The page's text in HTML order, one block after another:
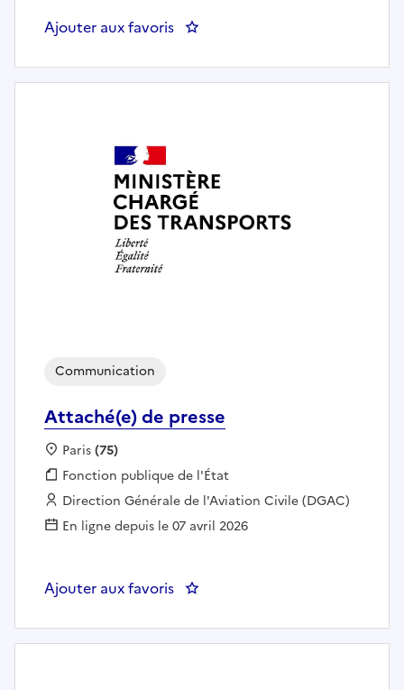
Ajouter aux favoris : Chargé de Partenariats H/F
Attaché(e) de presse
Communication
Localisation :
Paris(75)
Fonction publique :
Fonction publique de l'État
Employeur :
Direction Générale de l'Aviation Civile (DGAC)
En ligne depuis le 07 avril 2026
Ajouter aux favoris : Attaché(e) de presse